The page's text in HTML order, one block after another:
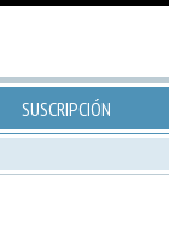
SUSCRIPCIÓN